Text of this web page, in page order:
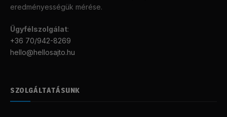
eredményességük mérése.
Ügyfélszolgálat:
+36 70/942-8269
hello@hellosajto.hu
SZOLGÁLTATÁSUNK